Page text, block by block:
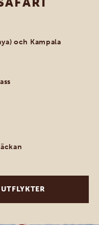
och Kampala